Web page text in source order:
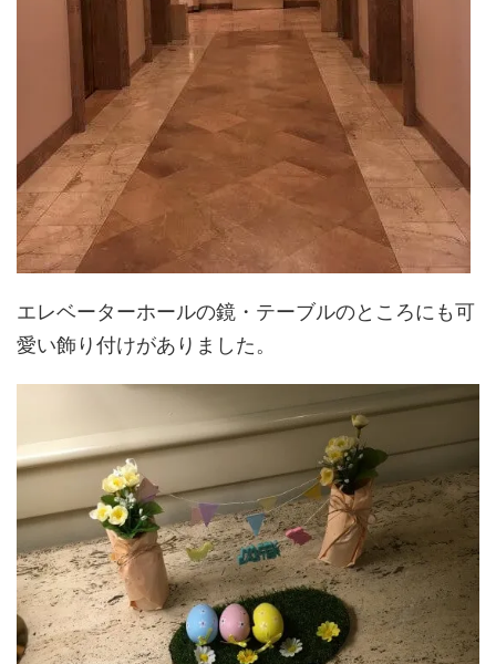
エレベーターホールの鏡・テーブルのところにも可
愛い飾り付けがありました。